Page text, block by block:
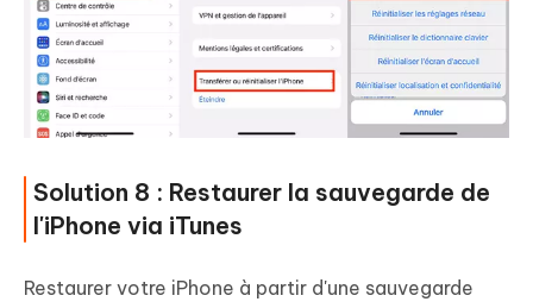
Solution 8 : Restaurer la sauvegarde de
l'iPhone via iTunes
Restaurer votre iPhone à partir d'une sauvegarde